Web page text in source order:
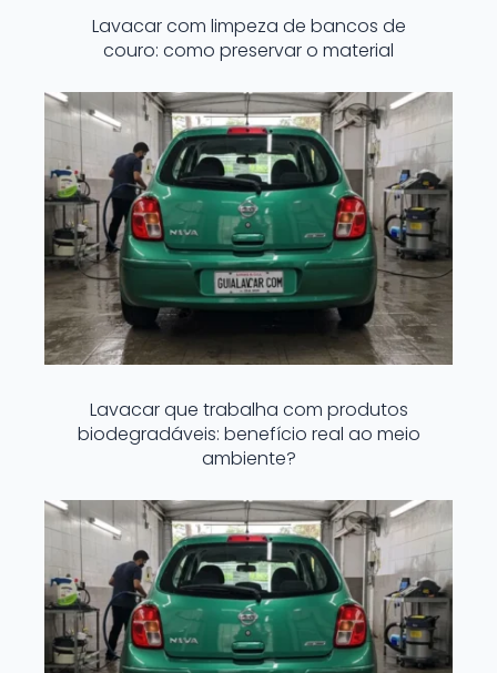
Lavacar com limpeza de bancos de
couro: como preservar o material
Lavacar que trabalha com produtos
biodegradáveis: benefício real ao meio
ambiente?